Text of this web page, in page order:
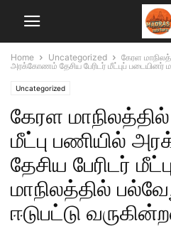
Home Uncategorized
கேரள
அரக்கோணம் தேசிய பேரிடர் மீட்புப் படையினர்
Uncategorized
கேரள மாநிலத்தில்
மீட்பு பணியில்
தேசிய பேரிடர்
மாநிலத்தில்
ஈடுபட்டு